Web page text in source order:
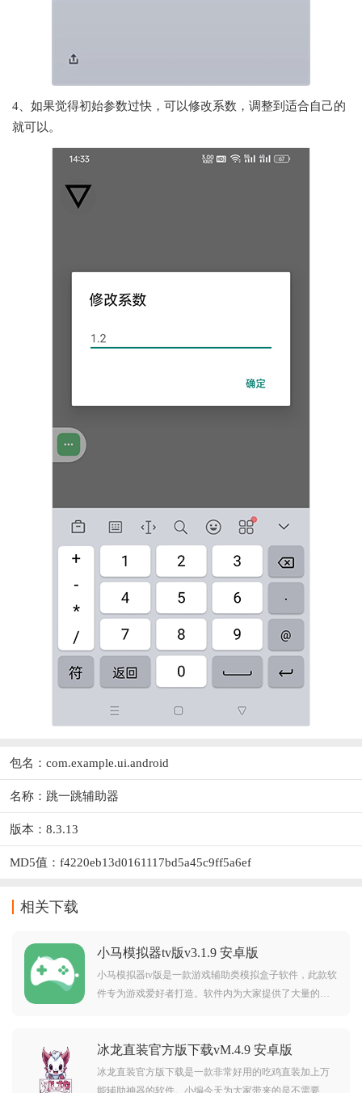
4、如果觉得初始参数过快，可以修改系数，调整到适合自己的
就可以。
包名：com.example.ui.android
名称：跳一跳辅助器
版本：8.3.13
MD5值：f4220eb13d0161117bd5a45c9ff5a6ef
相关下载
小马模拟器tv版v3.1.9 安卓版
小马模拟器tv版是一款游戏辅助类模拟盒子软件，此款软
件专为游戏爱好者打造。软件内为大家提供了大量的热
下载使用。
冰龙直装官方版下载vM.4.9 安卓版
冰龙直装官方版下载是一款非常好用的吃鸡直装加上万
能辅助神器的软件。小编今天为大家带来的是不需要卡